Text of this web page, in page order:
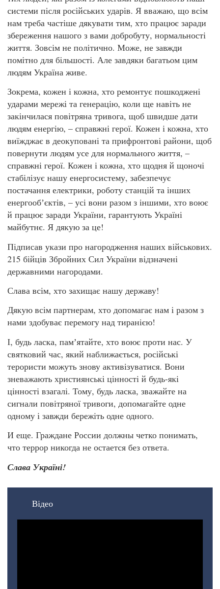
системи після російських ударів. Я вважаю, що всім
нам треба частіше дякувати тим, хто працює заради
збереження нашого з вами добробуту, нормальності
життя. Зовсім не політично. Може, не завжди
помітно для більшості. Але завдяки багатьом цим
людям Україна живе.
Зокрема, кожен і кожна, хто ремонтує пошкоджені
ударами мережі та генерацію, коли ще навіть не
закінчилася повітряна тривога, щоб швидше дати
людям енергію, – справжні герої. Кожен і кожна, хто
виїжджає в деокуповані та прифронтові райони, щоб
повернути людям усе для нормального життя, –
справжні герої. Кожен і кожна, хто щодня й щоночі
стабілізує нашу енергосистему, забезпечує
постачання електрики, роботу станцій та інших
енергообʼєктів, – усі вони разом з іншими, хто воює
й працює заради України, гарантують Україні
майбутнє. Я дякую за це!
Підписав укази про нагородження наших військових.
215 бійців Збройних Сил України відзначені
державними нагородами.
Слава всім, хто захищає нашу державу!
Дякую всім партнерам, хто допомагає нам і разом з
нами здобуває перемогу над тиранією!
І, будь ласка, памʼятайте, хто воює проти нас. У
святковий час, який наближається, російські
терористи можуть знову активізуватися. Вони
зневажають християнські цінності й будь-які
цінності взагалі. Тому, будь ласка, зважайте на
сигнали повітряної тривоги, допомагайте одне
одному і завжди бережіть одне одного.
И еще. Граждане России должны четко понимать,
что террор никогда не остается без ответа.
Слава Україні!
Відео